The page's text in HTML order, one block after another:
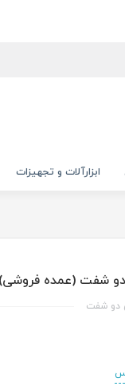
ابزارآلات و تجهیزات
دو شفت (عمده فروشی)
دو شفت